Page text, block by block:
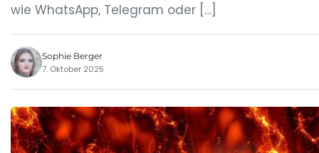
wie WhatsApp, Telegram oder […]
Sophie Berger
7. Oktober 2025